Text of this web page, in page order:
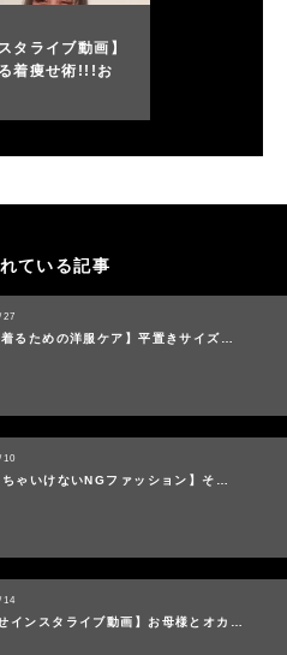
ている記事
27
着るための洋服ケア】平置きサイズ…
10
ちゃいけないNGファッション】そ…
14
インスタライブ動画】お母様とオカ…
タライブ動画】
着痩せ術!!!お